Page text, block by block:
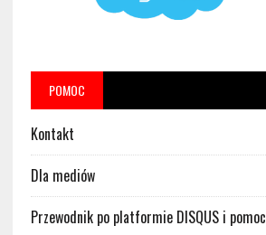
POMOC
Kontakt
Dla mediów
Przewodnik po platformie DISQUS i pomoc